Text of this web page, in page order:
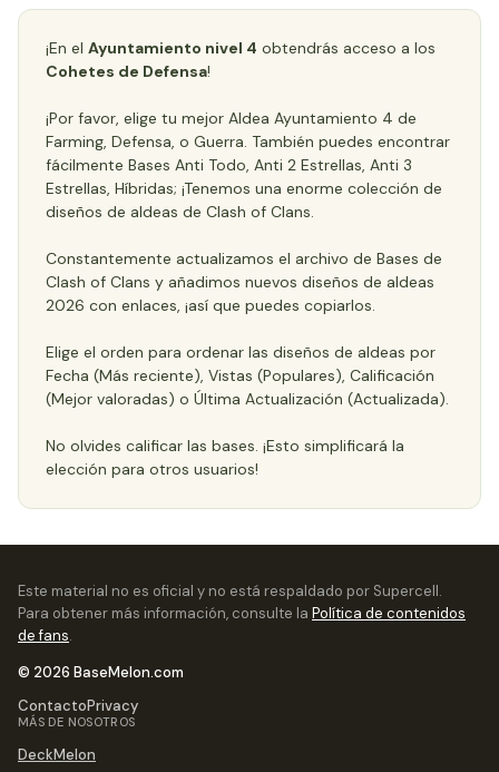
¡En el Ayuntamiento nivel 4 obtendrás acceso a los
Cohetes de Defensa!
¡Por favor, elige tu mejor Aldea Ayuntamiento 4 de
Farming, Defensa, o Guerra. También puedes encontrar
fácilmente Bases Anti Todo, Anti 2 Estrellas, Anti 3
Estrellas, Híbridas; ¡Tenemos una enorme colección de
diseños de aldeas de Clash of Clans.
Constantemente actualizamos el archivo de Bases de
Clash of Clans y añadimos nuevos diseños de aldeas
2026 con enlaces, ¡así que puedes copiarlos.
Elige el orden para ordenar las diseños de aldeas por
Fecha (Más reciente), Vistas (Populares), Calificación
(Mejor valoradas) o Última Actualización (Actualizada).
No olvides calificar las bases. ¡Esto simplificará la
elección para otros usuarios!
Este material no es oficial y no está respaldado por Supercell.
Para obtener más información, consulte la Política de contenidos
de fans.
© 2026 BaseMelon.com
ContactoPrivacy
MÁS DE NOSOTROS
DeckMelon